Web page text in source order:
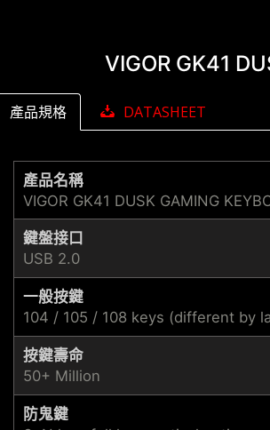
VIGOR GK41
產品規格 DATASHEET
產品名稱
VIGOR GK41 DUSK GAMING
鍵盤接口
USB 2.0
一般按鍵
104 / 105 / 108 keys (different by
按鍵壽命
50+ Million
防鬼鍵